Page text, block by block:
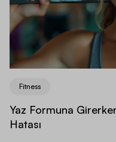
Fitness
Yaz Formuna
Hatası